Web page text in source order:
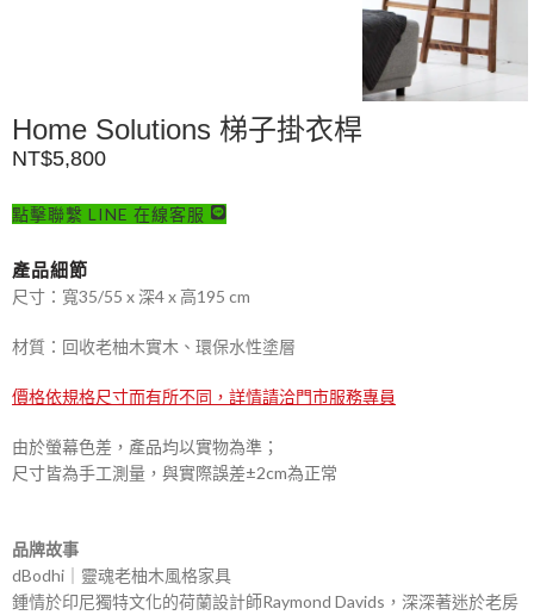
Home Solutions 梯子掛衣桿
NT$5,800
點擊聯繫 LINE 在線客服
產品細節
尺寸：寬35/55 x 深4 x 高195 cm
材質：回收老柚木實木、環保水性塗層
價格依規格尺寸而有所不同，詳情請洽門市服務專員
由於螢幕色差，產品均以實物為準；
尺寸皆為手工測量，與實際誤差±2cm為正常
品牌故事
dBodhi｜靈魂老柚木風格家具
鍾情於印尼獨特文化的荷蘭設計師Raymond Davids，深深著迷於老房